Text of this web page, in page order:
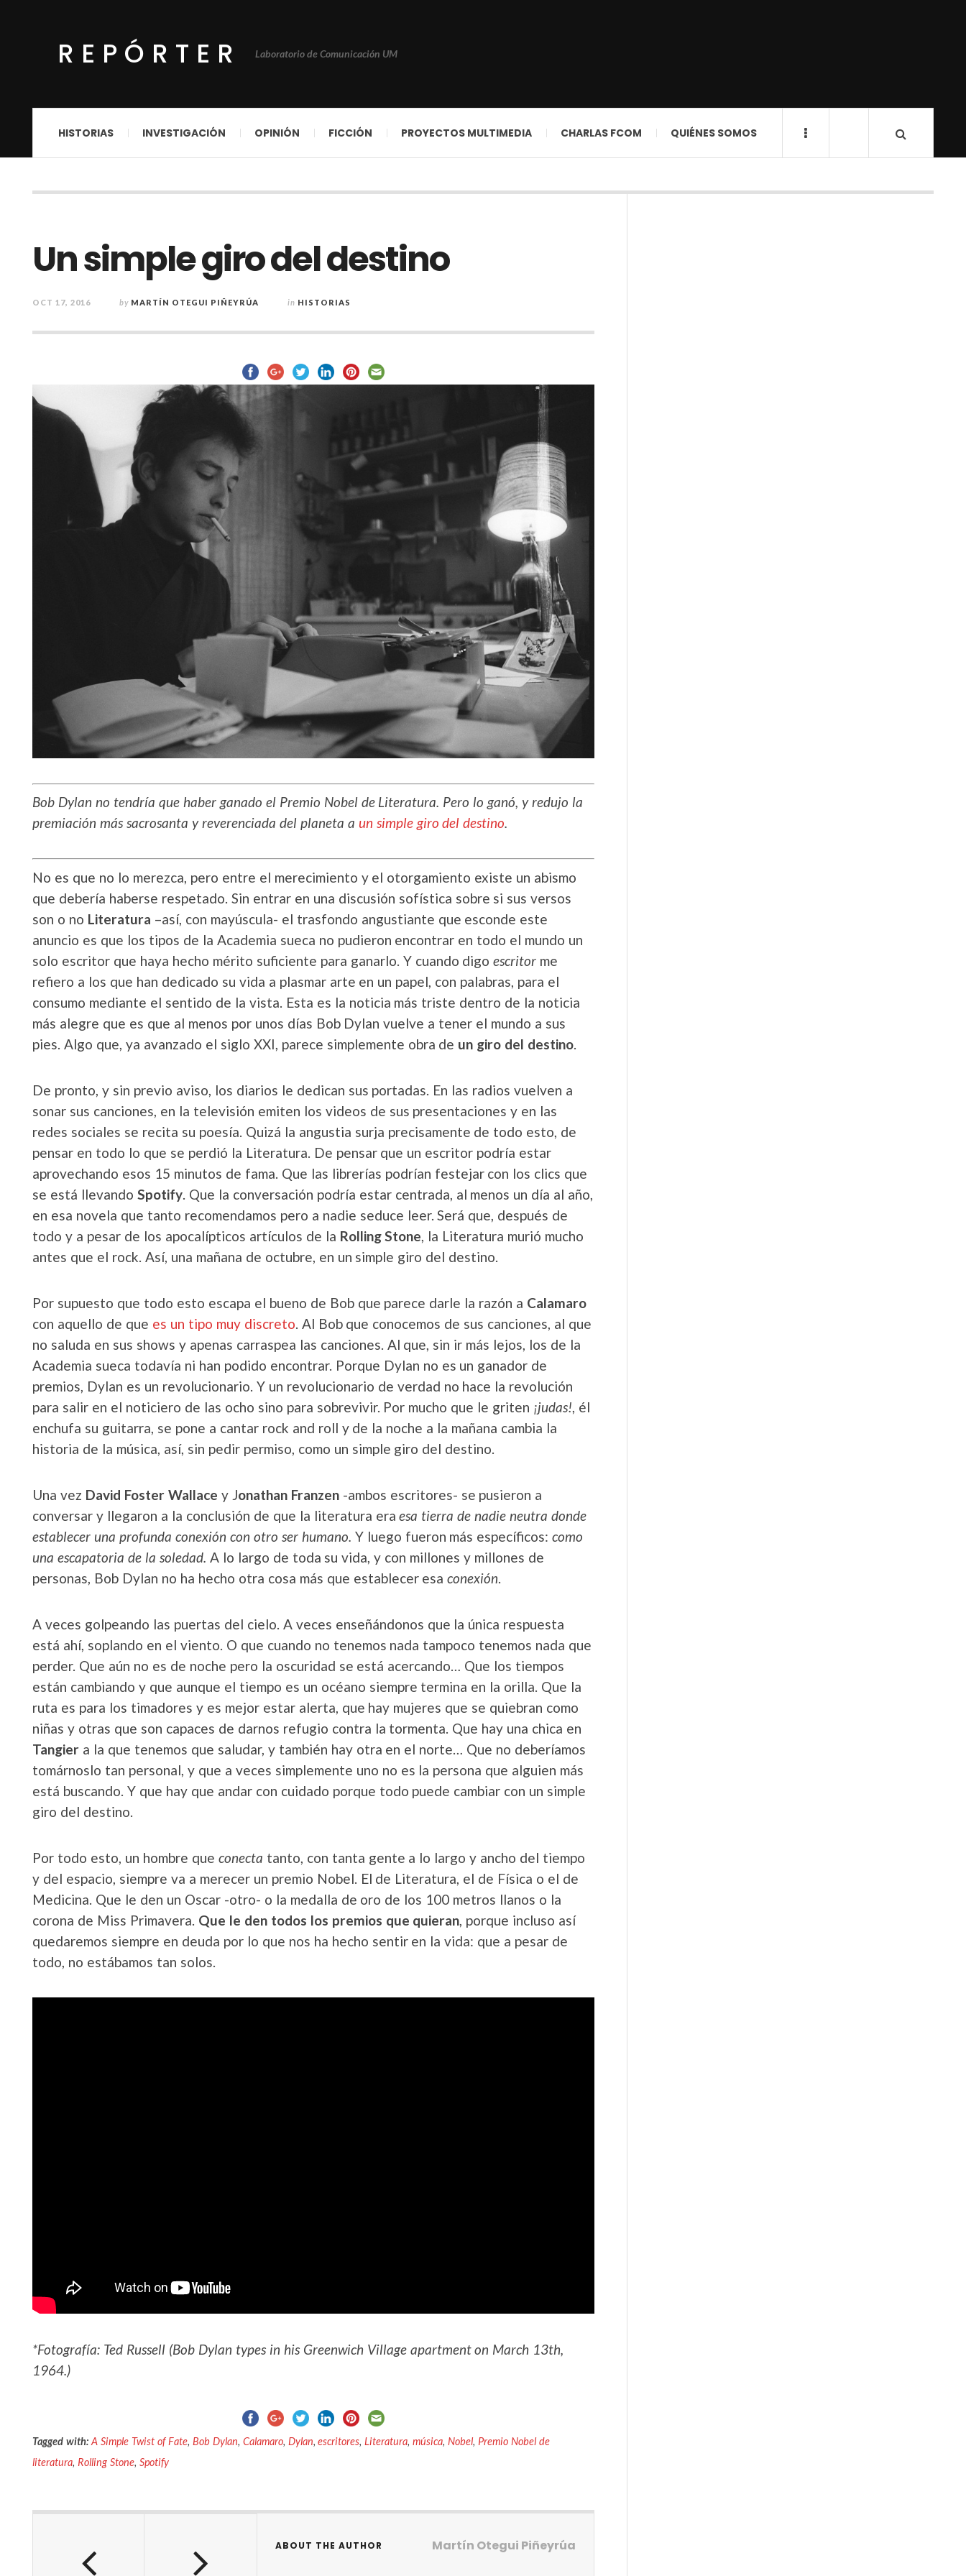
REPÓRTER Laboratorio de Comunicación UM
HISTORIAS INVESTIGACIÓN OPINIÓN FICCIÓN PROYECTOS MULTIMEDIA CHARLAS FCOM QUIÉNES SOMOS
Un simple giro del destino
OCT 17, 2016 by MARTÍN OTEGUI PIÑEYRÚA in HISTORIAS
Bob Dylan no tendría que haber ganado el Premio Nobel de Literatura. Pero lo ganó, y redujo la
premiación más sacrosanta y reverenciada del planeta a un simple giro del destino.
No es que no lo merezca, pero entre el merecimiento y el otorgamiento existe un abismo
que debería haberse respetado. Sin entrar en una discusión sofística sobre si sus versos
son o no Literatura –así, con mayúscula- el trasfondo angustiante que esconde este
anuncio es que los tipos de la Academia sueca no pudieron encontrar en todo el mundo un
solo escritor que haya hecho mérito suficiente para ganarlo. Y cuando digoescritor me
refiero a los que han dedicado su vida a plasmar arte en un papel, con palabras, para el
consumo mediante el sentido de la vista. Esta es la noticia más triste dentro de la noticia
más alegre que es que al menos por unos días Bob Dylan vuelve a tener el mundo a sus
pies. Algo que, ya avanzado el siglo XXI, parece simplemente obra de un giro del destino.
De pronto, y sin previo aviso, los diarios le dedican sus portadas. En las radios vuelven a
sonar sus canciones, en la televisión emiten los videos de sus presentaciones y en las
redes sociales se recita su poesía. Quizá la angustia surja precisamente de todo esto, de
pensar en todo lo que se perdió la Literatura. De pensar que un escritor podría estar
aprovechando esos 15 minutos de fama. Que las librerías podrían festejar con los clics que
se está llevando Spotify. Que la conversación podría estar centrada, al menos un día al año,
en esa novela que tanto recomendamos pero a nadie seduce leer. Será que, después de
todo y a pesar de los apocalípticos artículos de la Rolling Stone, la Literatura murió mucho
antes que el rock. Así, una mañana de octubre, en un simple giro del destino.
Por supuesto que todo esto escapa el bueno de Bob que parece darle la razón a Calamaro
con aquello de que es un tipo muy discreto. Al Bob que conocemos de sus canciones, al que
no saluda en sus shows y apenas carraspea las canciones. Al que, sin ir más lejos, los de la
Academia sueca todavía ni han podido encontrar. Porque Dylan no es un ganador de
premios, Dylan es un revolucionario. Y un revolucionario de verdad no hace la revolución
para salir en el noticiero de las ocho sino para sobrevivir. Por mucho que le griten ¡judas!, él
enchufa su guitarra, se pone a cantar rock and roll y de la noche a la mañana cambia la
historia de la música, así, sin pedir permiso, como un simple giro del destino.
Una vez David Foster Wallace y Jonathan Franzen-ambos escritores- se pusieron a
conversar y llegaron a la conclusión de que la literatura eraesa tierra de nadie neutra donde
establecer una profunda conexión con otro ser humano. Y luego fueron más específicos: como
una escapatoria de la soledad. A lo largo de toda su vida, y con millones y millones de
personas, Bob Dylan no ha hecho otra cosa más que establecer esaconexión.
A veces golpeando las puertas del cielo. A veces enseñándonos que la única respuesta
está ahí, soplando en el viento. O que cuando no tenemos nada tampoco tenemos nada que
perder. Que aún no es de noche pero la oscuridad se está acercando… Que los tiempos
están cambiando y que aunque el tiempo es un océano siempre termina en la orilla. Que la
ruta es para los timadores y es mejor estar alerta, que hay mujeres que se quiebran como
niñas y otras que son capaces de darnos refugio contra la tormenta. Que hay una chica en
Tangier a la que tenemos que saludar, y también hay otra en el norte… Que no deberíamos
tomárnoslo tan personal, y que a veces simplemente uno no es la persona que alguien más
está buscando. Y que hay que andar con cuidado porque todo puede cambiar con un simple
giro del destino.
Por todo esto, un hombre que conecta tanto, con tanta gente a lo largo y ancho del tiempo
y del espacio, siempre va a merecer un premio Nobel. El de Literatura, el de Física o el de
Medicina. Que le den un Oscar -otro- o la medalla de oro de los 100 metros llanos o la
corona de Miss Primavera. Que le den todos los premios que quieran, porque incluso así
quedaremos siempre en deuda por lo que nos ha hecho sentir en la vida: que a pesar de
todo, no estábamos tan solos.
*Fotografía: Ted Russell (Bob Dylan types in his Greenwich Village apartment on March 13th,
1964.)
Tagged with: A Simple Twist of Fate, Bob Dylan, Calamaro, Dylan,escritores,Literatura,música,Nobel, Premio Nobel de
literatura, Rolling Stone, Spotify
ABOUT THE AUTHOR Martín Otegui Piñeyrúa